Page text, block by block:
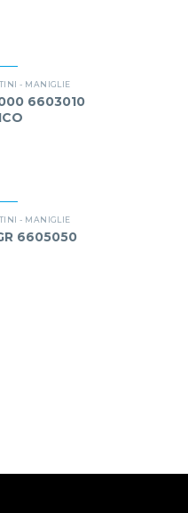
- MANIGLIE
6603010
- MANIGLIE
6605050